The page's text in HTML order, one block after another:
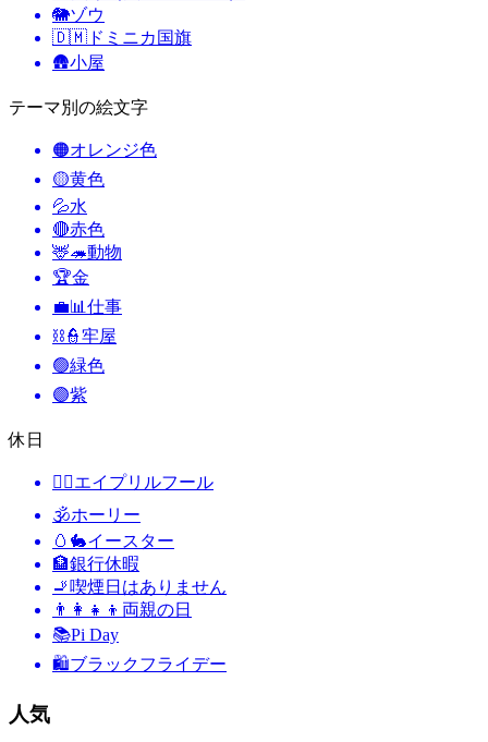
🐘ゾウ
🇩🇲 ドミニカ国旗
🛖小屋
テーマ別の絵文字
🟠オレンジ色
🟡黄色
💦水
🔴赤色
🦌🦔動物
🏆金
💼📊 仕事
⛓️👮牢屋
🟢緑色
🟣紫
休日
🙆‍♂️エイプリルフール
🕉ホーリー
🥚🐇イースター
🏦銀行休暇
🚬 喫煙日はありません
👨‍👩‍👧‍👦 両親の日
📚Pi Day
🛍ブラックフライデー
人気